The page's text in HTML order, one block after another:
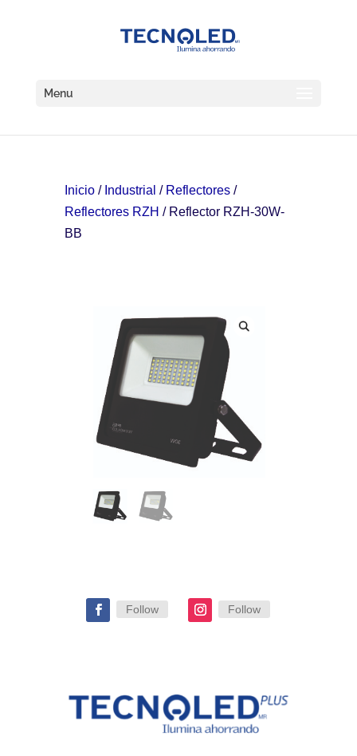
Menu
Inicio/ Industrial / Reflectores/
Reflectores RZH / Reflector RZH-30W-
BB
Follow Follow